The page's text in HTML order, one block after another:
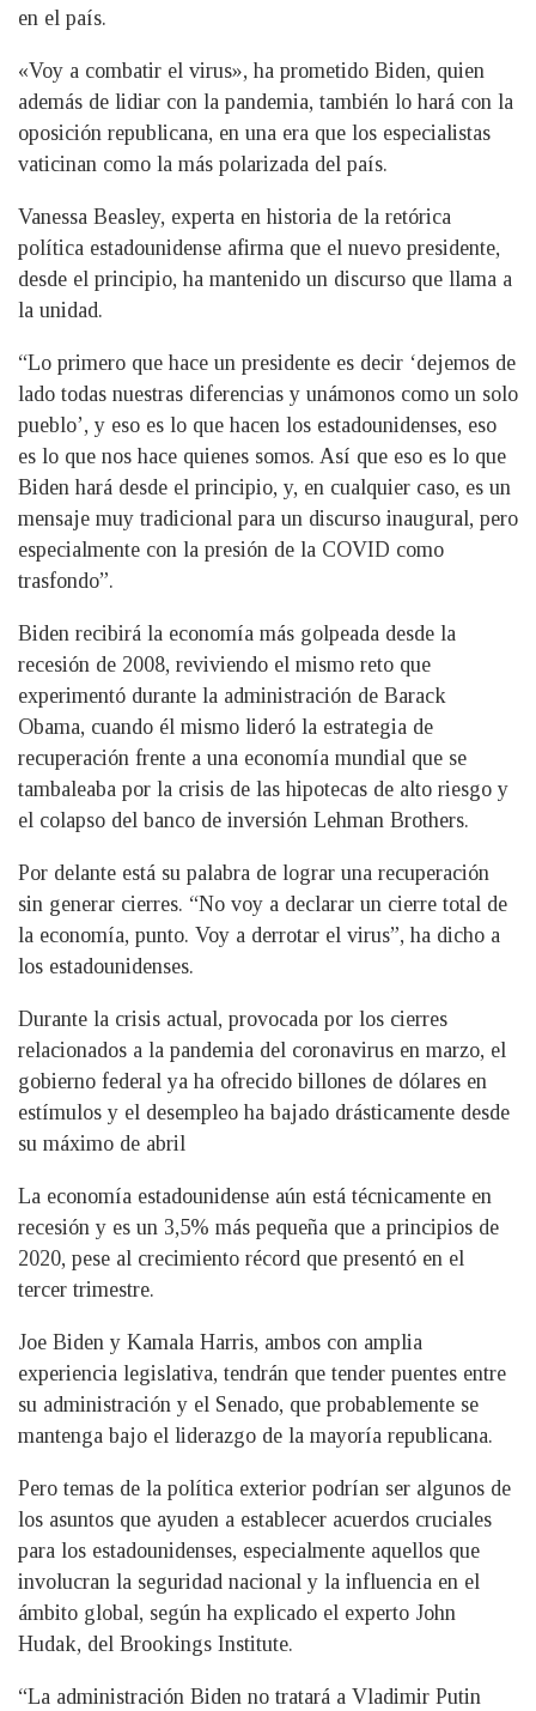
en el país.
«Voy a combatir el virus», ha prometido Biden, quien
además de lidiar con la pandemia, también lo hará con la
oposición republicana, en una era que los especialistas
vaticinan como la más polarizada del país.
Vanessa Beasley, experta en historia de la retórica
política estadounidense afirma que el nuevo presidente,
desde el principio, ha mantenido un discurso que llama a
la unidad.
“Lo primero que hace un presidente es decir ‘dejemos de
lado todas nuestras diferencias y unámonos como un solo
pueblo’, y eso es lo que hacen los estadounidenses, eso
es lo que nos hace quienes somos. Así que eso es lo que
Biden hará desde el principio, y, en cualquier caso, es un
mensaje muy tradicional para un discurso inaugural, pero
especialmente con la presión de la COVID como
trasfondo”.
Biden recibirá la economía más golpeada desde la
recesión de 2008, reviviendo el mismo reto que
experimentó durante la administración de Barack
Obama, cuando él mismo lideró la estrategia de
recuperación frente a una economía mundial que se
tambaleaba por la crisis de las hipotecas de alto riesgo y
el colapso del banco de inversión Lehman Brothers.
Por delante está su palabra de lograr una recuperación
sin generar cierres. “No voy a declarar un cierre total de
la economía, punto. Voy a derrotar el virus”, ha dicho a
los estadounidenses.
Durante la crisis actual, provocada por los cierres
relacionados a la pandemia del coronavirus en marzo, el
gobierno federal ya ha ofrecido billones de dólares en
estímulos y el desempleo ha bajado drásticamente desde
su máximo de abril
La economía estadounidense aún está técnicamente en
recesión y es un 3,5% más pequeña que a principios de
2020, pese al crecimiento récord que presentó en el
tercer trimestre.
Joe Biden y Kamala Harris, ambos con amplia
experiencia legislativa, tendrán que tender puentes entre
su administración y el Senado, que probablemente se
mantenga bajo el liderazgo de la mayoría republicana.
Pero temas de la política exterior podrían ser algunos de
los asuntos que ayuden a establecer acuerdos cruciales
para los estadounidenses, especialmente aquellos que
involucran la seguridad nacional y la influencia en el
ámbito global, según ha explicado el experto John
Hudak, del Brookings Institute.
“La administración Biden no tratará a Vladimir Putin